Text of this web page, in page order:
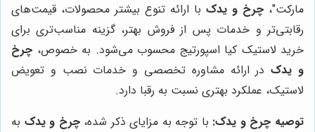
مارکت"، چرخ و یدک با ارائه تنوع بیشتر محصولات، قیمت‌های
رقابتی‌تر و خدمات پس از فروش بهتر، گزینه مناسب‌تری برای
خرید لاستیک کیا اسپورتیج محسوب می‌شود. به خصوص، چرخ
و یدکدر ارائه مشاوره تخصصی و خدمات نصب و تعویض
لاستیک، عملکرد بهتری نسبت به رقبا دارد.
توصیه چرخ و یدک: با توجه به مزایای ذکر شده،چرخ و یدک به